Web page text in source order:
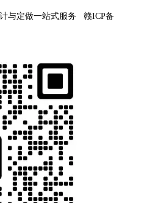
与定做一站式服务
赣ICP备